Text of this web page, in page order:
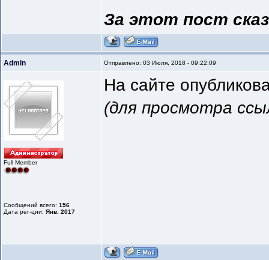
За этот пост
Admin Отправлено: 03 Июля, 2018 - 09:22:09
Full Member
Сообщений всего: 156
Дата рег-ции: Янв. 2017
На сайте
(для просмотра